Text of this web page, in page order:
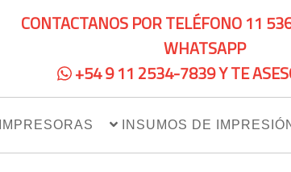
CONTACTANOS POR TELÉFONO 11
WHATSAPP
+54 9 11 2534-7839 Y TE
IMPRESORAS INSUMOS DE